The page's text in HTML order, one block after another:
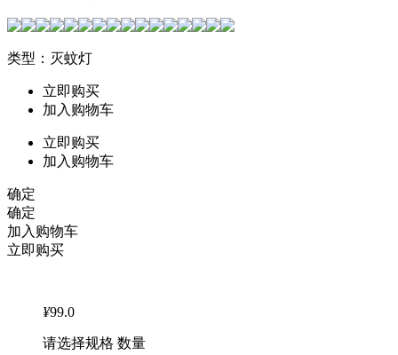
类型：灭蚊灯
立即购买
加入购物车
立即购买
加入购物车
确定
确定
加入购物车
立即购买
¥99.0
请选择规格 数量